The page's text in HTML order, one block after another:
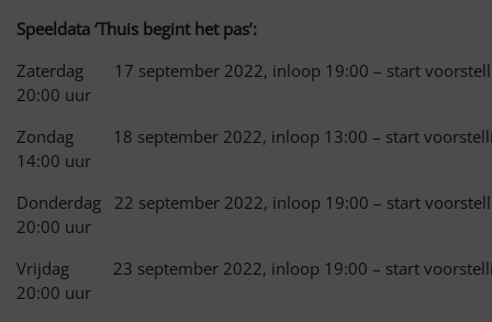
Speeldata ‘Thuis begint het pas’:
Zaterdag 17 september 2022, inloop 19:00 – start
20:00 uur
Zondag 18 september 2022, inloop 13:00 – start
14:00 uur
Donderdag 22 september 2022, inloop 19:00 – start
20:00 uur
Vrijdag 23 september 2022, inloop 19:00 – start
20:00 uur